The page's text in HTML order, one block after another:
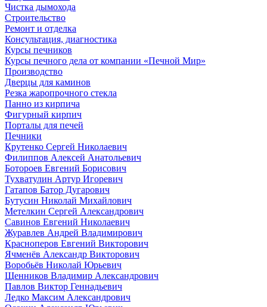
Чистка дымохода
Строительство
Ремонт и отделка
Консультация, диагностика
Курсы печников
Курсы печного дела от компании «Печной Мир»
Производство
Дверцы для каминов
Резка жаропрочного стекла
Панно из кирпича
Фигурный кирпич
Порталы для печей
Печники
Крутенко Сергей Николаевич
Филиппов Алексей Анатольевич
Ботороев Евгений Борисович
Тухватулин Артур Игоревич
Гатапов Батор Дугарович
Бутусин Николай Михайлович
Метелкин Сергей Александрович
Савинов Евгений Николаевич
Журавлев Андрей Владимирович
Красноперов Евгений Викторович
Ячменёв Александр Викторович
Воробьёв Николай Юрьевич
Щенников Владимир Александрович
Павлов Виктор Геннадьевич
Ледко Максим Александрович